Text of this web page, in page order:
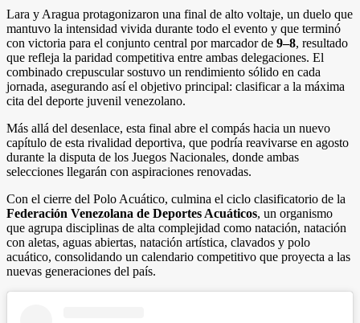
Lara y Aragua protagonizaron una final de alto voltaje, un duelo que
mantuvo la intensidad vivida durante todo el evento y que terminó
con victoria para el conjunto central por marcador de 9–8, resultado
que refleja la paridad competitiva entre ambas delegaciones. El
combinado crepuscular sostuvo un rendimiento sólido en cada
jornada, asegurando así el objetivo principal: clasificar a la máxima
cita del deporte juvenil venezolano.
Más allá del desenlace, esta final abre el compás hacia un nuevo
capítulo de esta rivalidad deportiva, que podría reavivarse en agosto
durante la disputa de los Juegos Nacionales, donde ambas
selecciones llegarán con aspiraciones renovadas.
Con el cierre del Polo Acuático, culmina el ciclo clasificatorio de la
Federación Venezolana de Deportes Acuáticos, un organismo
que agrupa disciplinas de alta complejidad como natación, natación
con aletas, aguas abiertas, natación artística, clavados y polo
acuático, consolidando un calendario competitivo que proyecta a las
nuevas generaciones del país.